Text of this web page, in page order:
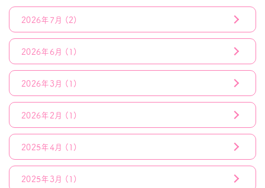
2026年7月 (2)
2026年6月 (1)
2026年3月 (1)
2026年2月 (1)
2025年4月 (1)
2025年3月 (1)